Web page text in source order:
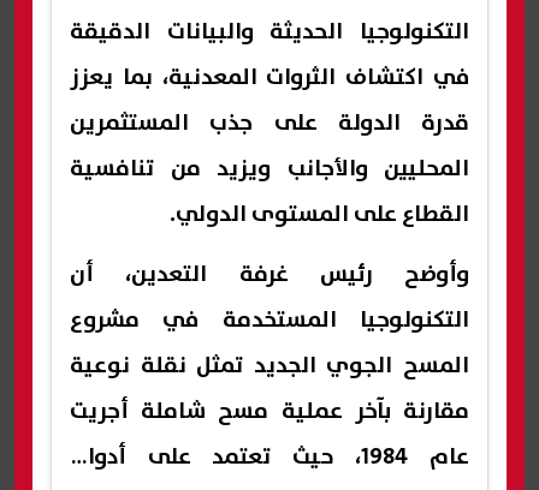
التكنولوجيا الحديثة والبيانات الدقيقة
في اكتشاف الثروات المعدنية، بما يعزز
قدرة الدولة على جذب المستثمرين
المحليين والأجانب ويزيد من تنافسية
القطاع على المستوى الدولي.
وأوضح رئيس غرفة التعدين، أن
التكنولوجيا المستخدمة في مشروع
المسح الجوي الجديد تمثل نقلة نوعية
مقارنة بآخر عملية مسح شاملة أجريت
عام 1984، حيث تعتمد على أدوات